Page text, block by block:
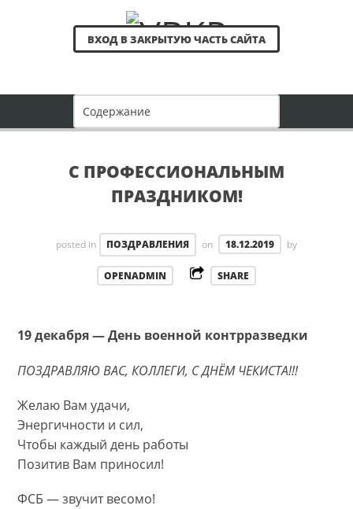
ВХОД В ЗАКРЫТУЮ ЧАСТЬ САЙТА
С ПРОФЕССИОНАЛЬНЫМ
ПРАЗДНИКОМ!
posted in ПОЗДРАВЛЕНИЯ on 18.12.2019 by
OPENADMIN SHARE
19 декабря — День военной контрразведки
ПОЗДРАВЛЯЮ ВАС, КОЛЛЕГИ, С ДНЁМ ЧЕКИСТА!!!
Желаю Вам удачи,
Энергичности и сил,
Чтобы каждый день работы
Позитив Вам приносил!
ФСБ — звучит весомо!